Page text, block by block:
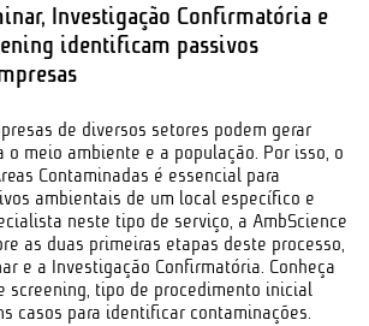
Investigação Confirmatória e
identificam passivos
de diversos setores podem gerar
o meio ambiente e a população. Por isso, o
Contaminadas é essencial para
ambientais de um local específico e
neste tipo de serviço, a AmbScience
as duas primeiras etapas deste processo,
e a Investigação Confirmatória. Conheça
screening, tipo de procedimento inicial
casos para identificar contaminações.